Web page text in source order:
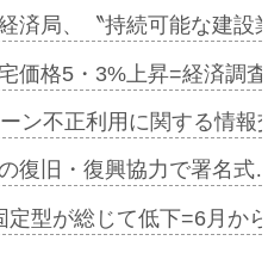
済局、〝持続可能な建
価格5・3%上昇=経済調
ン不正利用に関する情
復旧・復興協力で署名
定型が総じて低下=6月か